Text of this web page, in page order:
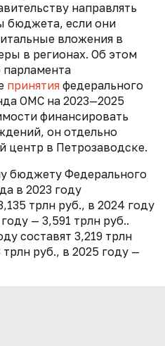
направлять
бюджета, если они
вложения в
в регионах. Об этом
парламента
принятия федерального
ОМС на 2023—2025
финансировать
он отдельно
центр в Петрозаводске.
бюджету Федерального
в 2023 году
трлн руб., в 2024 году
— 3,591 трлн руб..
составят 3,219 трлн
руб., в 2025 году —